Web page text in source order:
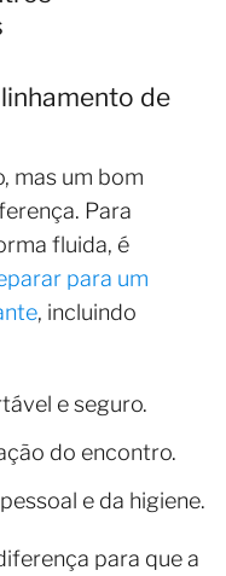
de
mas um bom
Para
fluida, é
para um
, incluindo
e seguro.
do encontro.
e da higiene.
para que a